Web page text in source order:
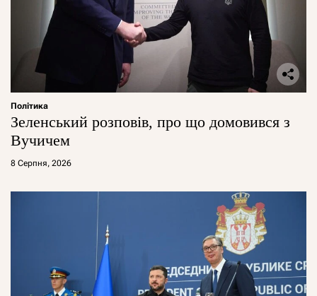
Політика
Зеленський розповів, про що домовився з
Вучичем
8 Серпня, 2026